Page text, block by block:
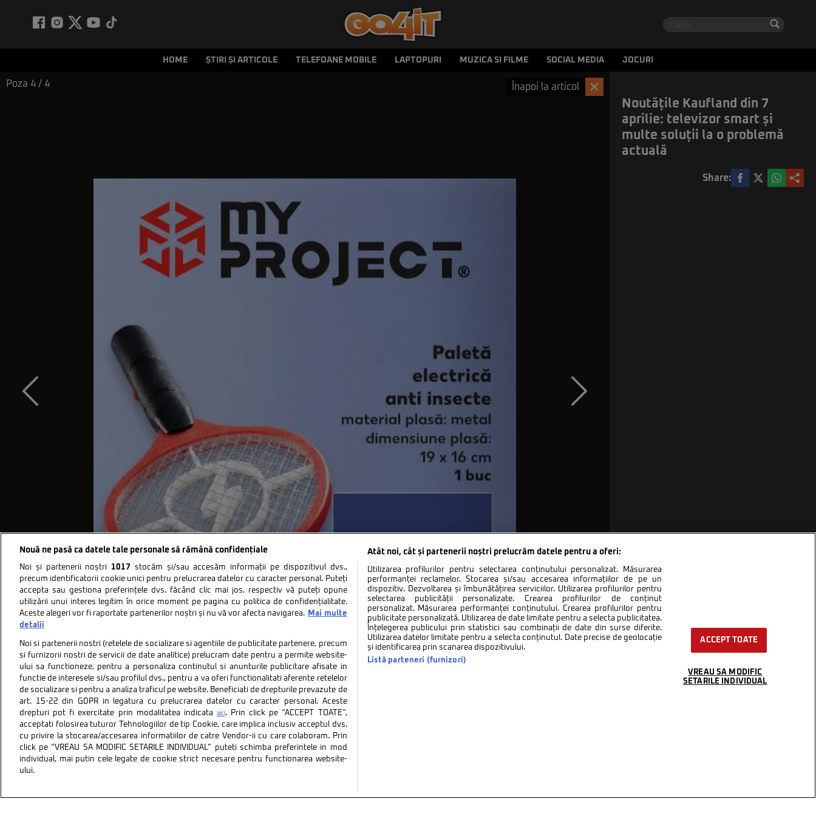
HOME ȘTIRI ȘI ARTICOLE TELEFOANE MOBILE LAPTOPURI MUZICA SI FILME SOCIAL MEDIA JOCURI
Poza 4 / 4 Înapoi la articol
Noutățile Kaufland din 7
aprilie: televizor smart și
multe soluții la o problemă
actuală
Share:
Politica de confidentialitate Politica de cookies
Nouă ne pasă ca datele tale personale să rămână confidențiale
Noi și partenerii noștri 1017 stocăm și/sau accesăm informații pe dispozitivul dvs.,
precum identificatorii cookie unici pentru prelucrarea datelor cu caracter personal. Puteți
accepta sau gestiona preferințele dvs. făcând clic mai jos, respectiv vă puteți opune
utilizării unui interes legitim în orice moment pe pagina cu politica de confidențialitate.
Aceste alegeri vor fi raportate partenerilor noștri și nu vă vor afecta navigarea.
Mai multe
detalii
Noi si partenerii nostri (retelele de socializare si agentiile de publicitate partenere, precum
si furnizorii nostri de servicii de date analitice) prelucram date pentru a permite website-
ului sa functioneze, pentru a personaliza continutul si anunturile publicitare afisate in
functie de interesele si/sau profilul dvs., pentru a va oferi functionalitati aferente retelelor
de socializare si pentru a analiza traficul pe website. Beneficiati de drepturile prevazute de
art. 15-22 din GDPR in legatura cu prelucrarea datelor cu caracter personal. Aceste
drepturi pot fi exercitate prin modalitatea indicata
aici. Prin click pe “ACCEPT TOATE”,
acceptati folosirea tuturor Tehnologiilor de tip Cookie, care implica inclusiv acceptul dvs.
cu privire la stocarea/accesarea informatiilor de catre Vendor-ii cu care colaboram. Prin
click pe “VREAU SA MODIFIC SETARILE INDIVIDUAL” puteti schimba preferintele in mod
individual, mai putin cele legate de cookie strict necesare pentru functionarea website-
ului.
Atât noi, cât și partenerii noștri prelucrăm datele pentru a oferi:
Utilizarea profilurilor pentru selectarea conținutului personalizat. Măsurarea
performanței reclamelor. Stocarea și/sau accesarea informațiilor de pe un
dispozitiv. Dezvoltarea și îmbunătățirea serviciilor. Utilizarea profilurilor pentru
selectarea publicității personalizate. Crearea profilurilor de conținut
personalizat. Măsurarea performanței conținutului. Crearea profilurilor pentru
publicitate personalizată. Utilizarea de date limitate pentru a selecta publicitatea.
Înțelegerea publicului prin statistici sau combinații de date din surse diferite.
Utilizarea datelor limitate pentru a selecta conținutul. Date precise de geolocație
și identificarea prin scanarea dispozitivului.
Listă parteneri (furnizori)
ACCEPT TOATE
VREAU SA MODIFIC
SETARILE INDIVIDUAL